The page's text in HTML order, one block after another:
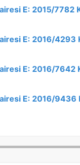
E: 2015/7782
E: 2016/4293
E: 2016/7642
E: 2016/